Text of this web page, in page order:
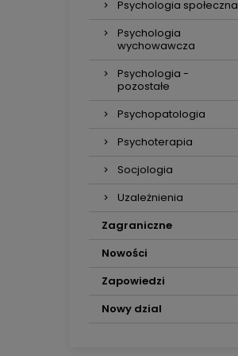
Psychologia społeczna
Psychologia
wychowawcza
Psychologia -
pozostałe
Psychopatologia
Psychoterapia
Socjologia
Uzależnienia
Zagraniczne
Nowości
Zapowiedzi
Nowy dzial